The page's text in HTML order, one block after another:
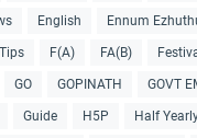
English Ennum
F(A) FA(B)
GO GOPINATH GOVT
Guide H5P Half